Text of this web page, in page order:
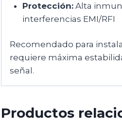
Protección:Alta
interferencias EMI/RFI
Recomendado para
requiere máxima
señal.
Productos